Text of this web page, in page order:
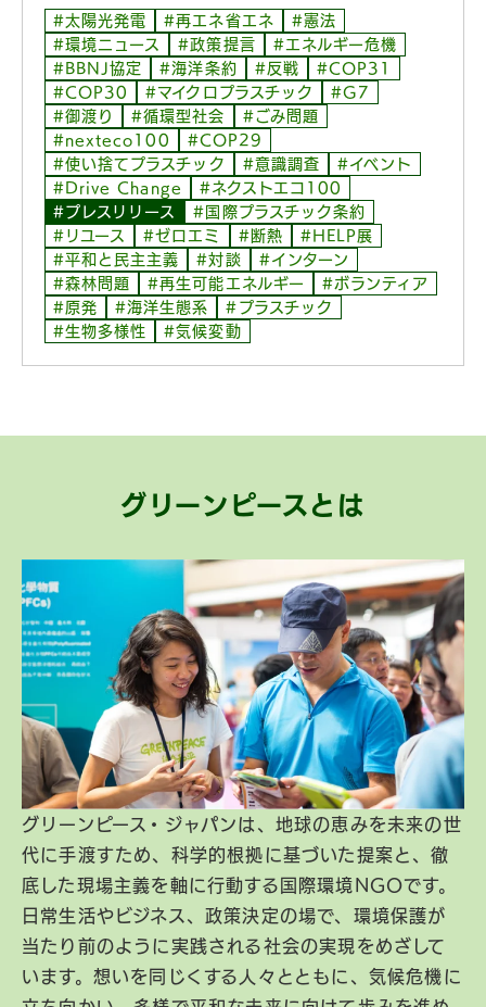
#太陽光発電 #再エネ省エネ
#憲法
#環境ニュース
#政策提言
#エネルギー危機
#BBNJ協定
#海洋条約 #反戦
#COP31
#COP30
#マイクロプラスチック
#G7
#御渡り
#循環型社会
#ごみ問題
#nexteco100
#COP29
#使い捨てプラスチック
#意識調査
#イベント
#Drive Change
#ネクストエコ100
#プレスリリース
#国際プラスチック条約
#リユース
#ゼロエミ #断熱
#HELP展
#平和と民主主義
#対談
#インターン
#森林問題
#再生可能エネルギー
#ボランティア
#原発
#海洋生態系
#プラスチック
#生物多様性
#気候変動
グリーンピースとは
グリーンピース・ジャパンは、地球の恵みを未来の世
代に手渡すため、科学的根拠に基づいた提案と、徹
底した現場主義を軸に行動する国際環境NGOです。
日常生活やビジネス、政策決定の場で、環境保護が
当たり前のように実践される社会の実現をめざして
います。想いを同じくする人々とともに、気候危機に